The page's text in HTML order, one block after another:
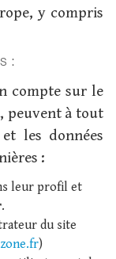
y compris
:
compte sur le
peuvent à tout
les données
:
leur profil et
.
du site
)